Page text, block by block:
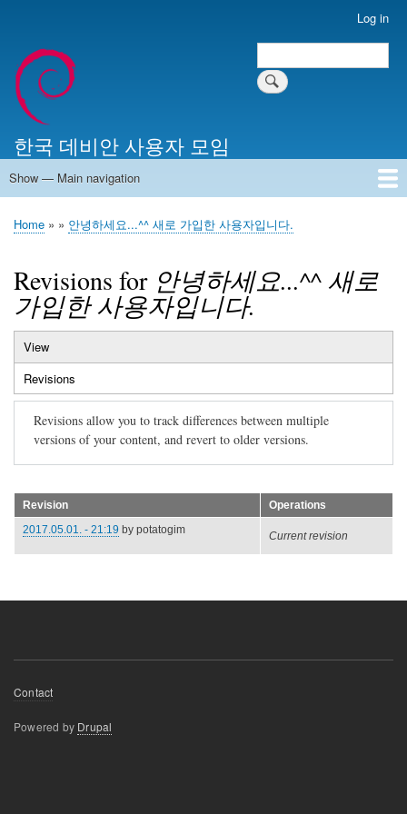
account
menu
Log in
Search
한국 데비안 사용자 모임
Main
Show — Main navigation
Home
알리는 말씀
최근 게시물
위키 문서
미러 서버
Breadcrumb
Home 안녕하세요...^^ 새로 가입한 사용자입니다.
Revisions for 안녕하세요...^^ 새로
가입한 사용자입니다.
Primary
tabs
View
Revisions
tab)
Revisions allow you to track differences between multiple
versions of your content, and revert to older versions.
Revision
Operations
2017.05.01. - 21:19 by potatogim Current revision
Footer
Contact
Powered by Drupal